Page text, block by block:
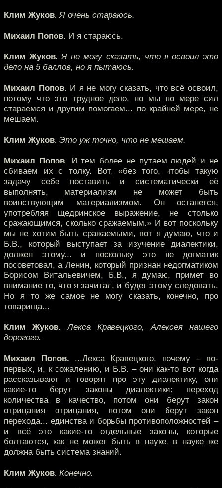
Клим Жуков. Я очень стараюсь.
Михаил Попов. И я стараюсь.
Клим Жуков. Я не могу сказать, что я освоил это
дело на 5 баллов, но я пытаюсь.
Михаил Попов. И я не могу сказать, что всё освоил,
потому что это трудное дело, но мы по мере сил
стараемся и другим помогаем... по крайней мере, не
мешаем.
Клим Жуков. Это уж точно, что не мешаем.
Михаил Попов. И тем более не путаем людей и не
сбиваем их с толку. Вот, «без того, чтобы такую
задачу себе поставить и систематически её
выполнять, материализм не может быть
воинствующим материализмом. Он останется,
употребляя щедринское выражение, не столько
сражающимся, сколько сражаемым.» И вот поскольку
мы не хотим быть сражаемыми, вот я думаю, что и
Б.В., который выступает за изучение диалектики,
должен этому... и поскольку это не догматик
посоветовал, а Ленин, который признан недогматиком
Борисом Витальевичем, Б.В., я думаю, примет во
внимание то, что я зачитал, и будет этому следовать.
Но я то же самое не могу сказать, конечно, про
товарища...
Клим Жуков. Лекса Кравецкого, Алексея нашего
дорогого.
Михаил Попов. ...Лекса Кравецкого, почему – во-
первых, и, к сожалению, и Б.В. – они как-то вот когда
рассказывают и говорят про эту диалектику, они
какие-то берут законы диалектики: переход
количества в качество, потом они берут закон
отрицания отрицания, потом они берут закон
перехода... единства и борьбы противоположностей –
и всё это какие-то отдельные законы, которые
болтаются, как не может быть в науке, в науке же
должна быть система знаний.
Клим Жуков. Конечно.